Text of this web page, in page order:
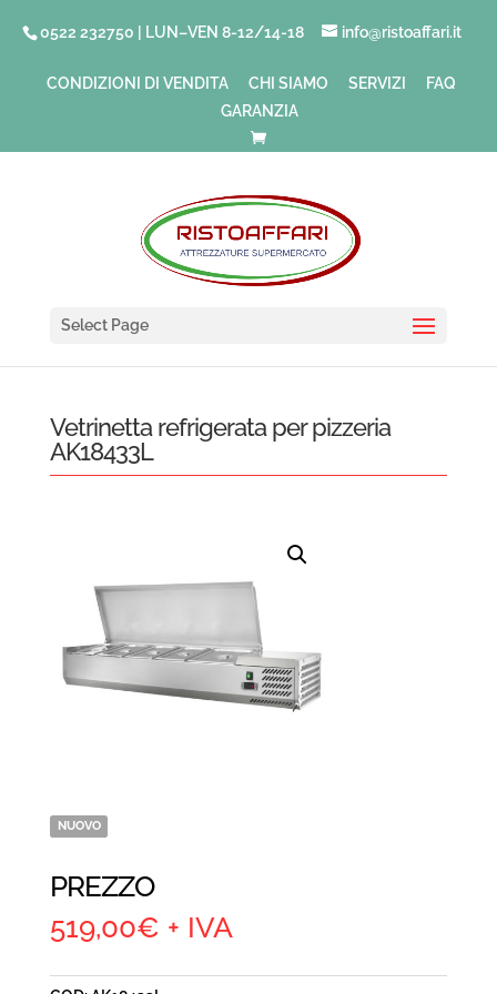
0522 232750 | LUN–VEN 8-12/14-18 info@ristoaffari.it
CONDIZIONI DI VENDITA CHI SIAMO SERVIZI
FAQ
GARANZIA
Select Page
Vetrinetta refrigerata per pizzeria
AK18433L
NUOVO
PREZZO
519,00€ + IVA